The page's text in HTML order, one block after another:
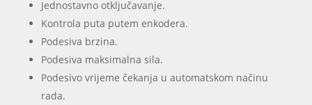
Jednostavno otključavanje.
Kontrola puta putem enkodera.
Podesiva brzina.
Podesiva maksimalna sila.
Podesivo vrijeme čekanja u automatskom načinu
rada.